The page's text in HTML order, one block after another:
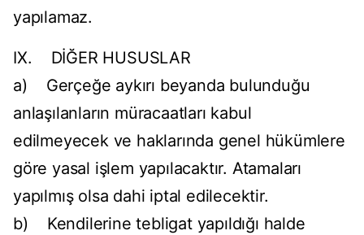
yapılamaz.
IX. DİĞER HUSUSLAR
a) Gerçeğe aykırı beyanda bulunduğu
anlaşılanların müracaatları kabul
edilmeyecek ve haklarında genel hükümlere
göre yasal işlem yapılacaktır. Atamaları
yapılmış olsa dahi iptal edilecektir.
b) Kendilerine tebligat yapıldığı halde